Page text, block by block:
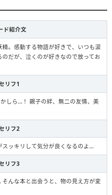
ド紹介文
。感動する物語が好きで、いつも涙
だが、泣くのが好きなので放ってお
リフ1
しら…！ 親子の絆、無二の友情、美
リフ2
ッキリして気分が良くなるのよ…
リフ3
んな本と出会うと、物の見え方が変